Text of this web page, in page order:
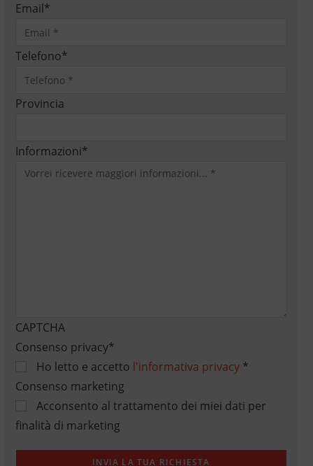
Email*
Telefono*
Provincia
Informazioni*
CAPTCHA
Consenso privacy*
Ho letto e accetto l'informativa privacy*
Consenso marketing
Acconsento al trattamento dei miei dati per
finalità di marketing